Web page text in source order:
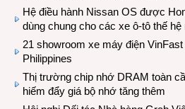
Hệ điều hành Nissan OS được
dùng chung cho các xe ô-tô thế
21 showroom xe máy điện
Philippines
Thị trường chip nhớ DRAM toàn
hiếm đẩy giá bộ nhớ tăng thêm